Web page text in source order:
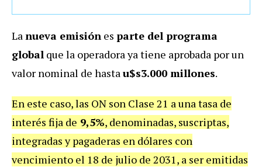
Lanueva emisión es parte del programa
global que la operadora ya tiene aprobada por un
valor nominal de hastau$s3.000 millones.
En este caso, las ON son Clase 21 a una tasa de
interés fija de 9,5%, denominadas, suscriptas,
integradas y pagaderas en dólares con
vencimiento el 18 de julio de 2031, a ser emitidas